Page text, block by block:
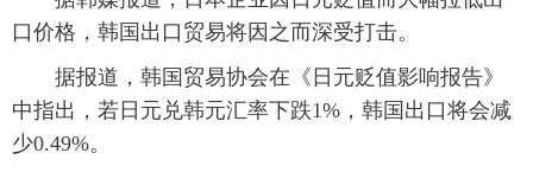
图片 视频 彩票
旅游 健康 信息化 数据
金融
口价格，韩国出口贸易将因之而深受打击。
据报道，韩国贸易协会在《日元贬值影响报告》
中指出，若日元兑韩元汇率下跌1%，韩国出口将会减
少0.49%。